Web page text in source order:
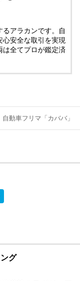
アラカンです。自
心安全な取引を実現
は全てプロが鑑定済
自動車フリマ「カババ」
グ